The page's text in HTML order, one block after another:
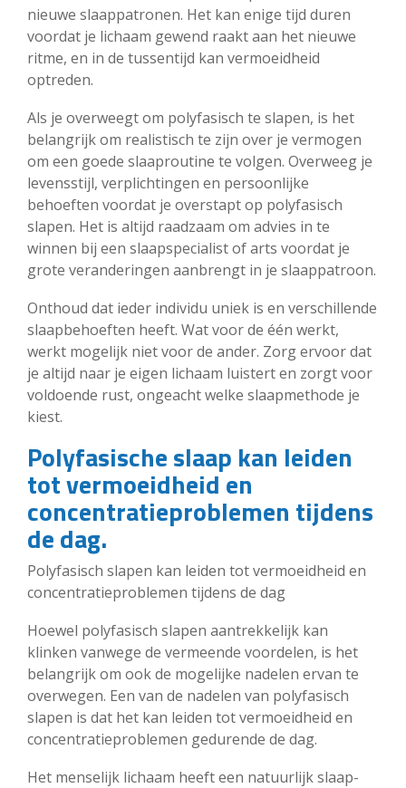
nieuwe slaappatronen. Het kan enige tijd duren
voordat je lichaam gewend raakt aan het nieuwe
ritme, en in de tussentijd kan vermoeidheid
optreden.
Als je overweegt om polyfasisch te slapen, is het
belangrijk om realistisch te zijn over je vermogen
om een goede slaaproutine te volgen. Overweeg je
levensstijl, verplichtingen en persoonlijke
behoeften voordat je overstapt op polyfasisch
slapen. Het is altijd raadzaam om advies in te
winnen bij een slaapspecialist of arts voordat je
grote veranderingen aanbrengt in je slaappatroon.
Onthoud dat ieder individu uniek is en verschillende
slaapbehoeften heeft. Wat voor de één werkt,
werkt mogelijk niet voor de ander. Zorg ervoor dat
je altijd naar je eigen lichaam luistert en zorgt voor
voldoende rust, ongeacht welke slaapmethode je
kiest.
Polyfasische slaap kan leiden
tot vermoeidheid en
concentratieproblemen tijdens
de dag.
Polyfasisch slapen kan leiden tot vermoeidheid en
concentratieproblemen tijdens de dag
Hoewel polyfasisch slapen aantrekkelijk kan
klinken vanwege de vermeende voordelen, is het
belangrijk om ook de mogelijke nadelen ervan te
overwegen. Een van de nadelen van polyfasisch
slapen is dat het kan leiden tot vermoeidheid en
concentratieproblemen gedurende de dag.
Het menselijk lichaam heeft een natuurlijk slaap-